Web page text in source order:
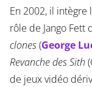
En 2002, il intègre
rôle de Jango Fett
clones(George
Revanche des Sith
de jeux vidéo